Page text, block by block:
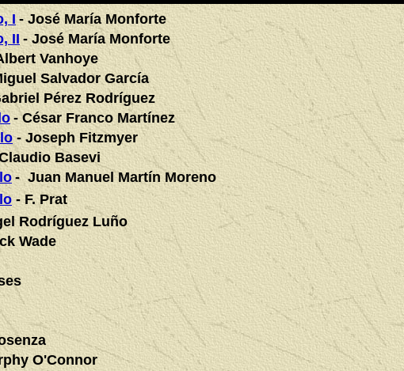
I - José María Monforte
II - José María Monforte
Vanhoye
Salvador García
Pérez Rodríguez
- César Franco Martínez
- Joseph Fitzmyer
Basevi
- Juan Manuel Martín Moreno
- F. Prat
Rodríguez Luño
Wade
O'Connor